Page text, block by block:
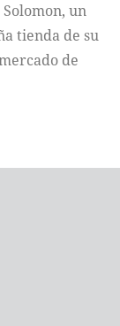
un
tienda de su
de